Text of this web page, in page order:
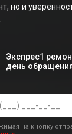
но и
Экспрес1
день
на кнопку